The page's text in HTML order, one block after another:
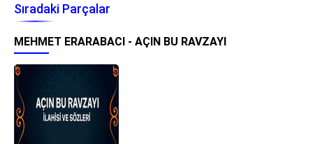
Sıradaki Parçalar
MEHMET ERARABACI - AÇIN BU RAVZAYI